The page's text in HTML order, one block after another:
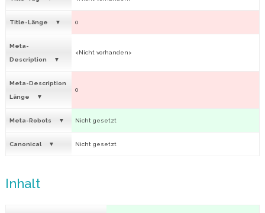
Title-Länge 0
Meta-
Description
<Nicht vorhanden>
Meta-Description
Länge
0
Meta-Robots Nicht gesetzt
Canonical Nicht gesetzt
Inhalt